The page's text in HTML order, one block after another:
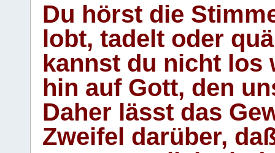
Du hörst die
lobt, tadelt oder
kannst du nicht los
hin auf Gott, den
Daher lässt das
Zweifel darüber,